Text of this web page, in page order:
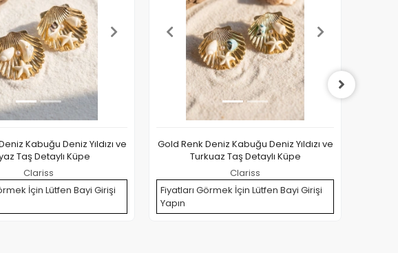
Kabuğu Deniz Yıldızı ve
Taş Detaylı Küpe
Clariss
İçin Lütfen Bayi Girişi
Gold Renk Deniz Kabuğu Deniz Yıldızı ve
Turkuaz Taş Detaylı Küpe
Clariss
Fiyatları Görmek İçin Lütfen Bayi Girişi
Yapın